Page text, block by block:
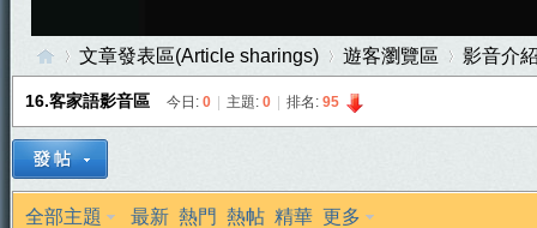
中»
文章發表區(Article sharings) 遊客瀏覽區 影音介
16.客家語影音區 今日: 0 主題: 0 排名: 95
全部主題 最新 熱門 熱帖 精華 更多